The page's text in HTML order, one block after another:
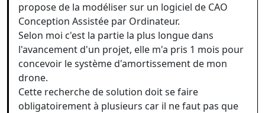
propose de la modéliser sur un logiciel de CAO
Conception Assistée par Ordinateur.
Selon moi c'est la partie la plus longue dans
l'avancement d'un projet, elle m'a pris 1 mois pour
concevoir le système d'amortissement de mon
drone.
Cette recherche de solution doit se faire
obligatoirement à plusieurs car il ne faut pas que